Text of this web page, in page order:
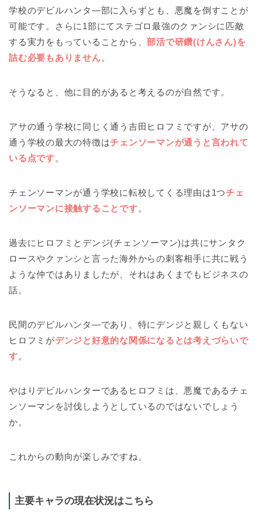
学校のデビルハンタ―部に入らずとも、悪魔を倒すことが
可能です。さらに1部にてステゴロ最強のクァンシに匹敵
する実力をもっていることから、部活で研鑽(けんさん)を
詰む必要もありません。
そうなると、他に目的があると考えるのが自然です。
アサの通う学校に同じく通う吉田ヒロフミですが、アサの
通う学校の最大の特徴はチェンソーマンが通うと言われて
いる点です。
チェンソーマンが通う学校に転校してくる理由は1つチェ
ンソーマンに接触することです。
過去にヒロフミとデンジ(チェンソーマン)は共にサンタク
ロースやクァンシと言った海外からの刺客相手に共に戦う
ような仲ではありましたが、それはあくまでもビジネスの
話。
民間のデビルハンタ―であり、特にデンジと親しくもない
ヒロフミがデンジと好意的な関係になるとは考えづらいで
す。
やはりデビルハンターであるヒロフミは、悪魔であるチェ
ンソーマンを討伐しようとしているのではないでしょう
か。
これからの動向が楽しみですね。
主要キャラの現在状況はこちら